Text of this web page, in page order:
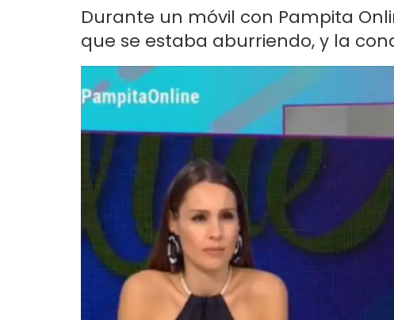
Durante un móvil con Pampita
que se estaba aburriendo, y la